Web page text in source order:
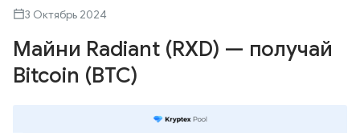
3 Октябрь 2024
Майни Radiant (RXD) — получай
Bitcoin (BTC)